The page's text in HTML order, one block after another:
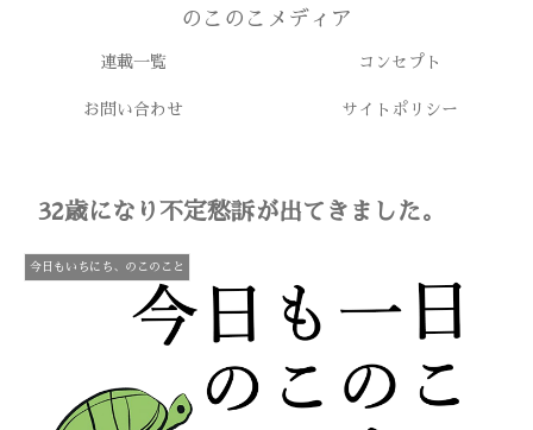
のこのこメディア
連載一覧 コンセプト
お問い合わせ サイトポリシー
32歳になり不定愁訴が出てきました。
今日もいちにち、のこのこと